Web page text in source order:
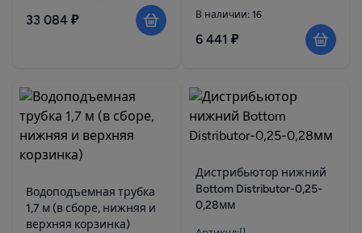
33 084 ₽ В наличии: 16
6 441 ₽
Водоподъемная трубка
1,7 м (в сборе, нижняя и
верхняя корзинка)
Дистрибьютор нижний
Bottom Distributor-0,25-
0,28мм